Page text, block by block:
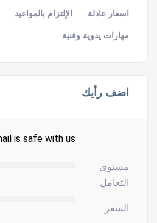
اسعار عادلة الإلتزام بالمواعيد
مهارات يدوية وفنية
اضف رأيك
is safe with us.
مستوى
التعامل
السعر